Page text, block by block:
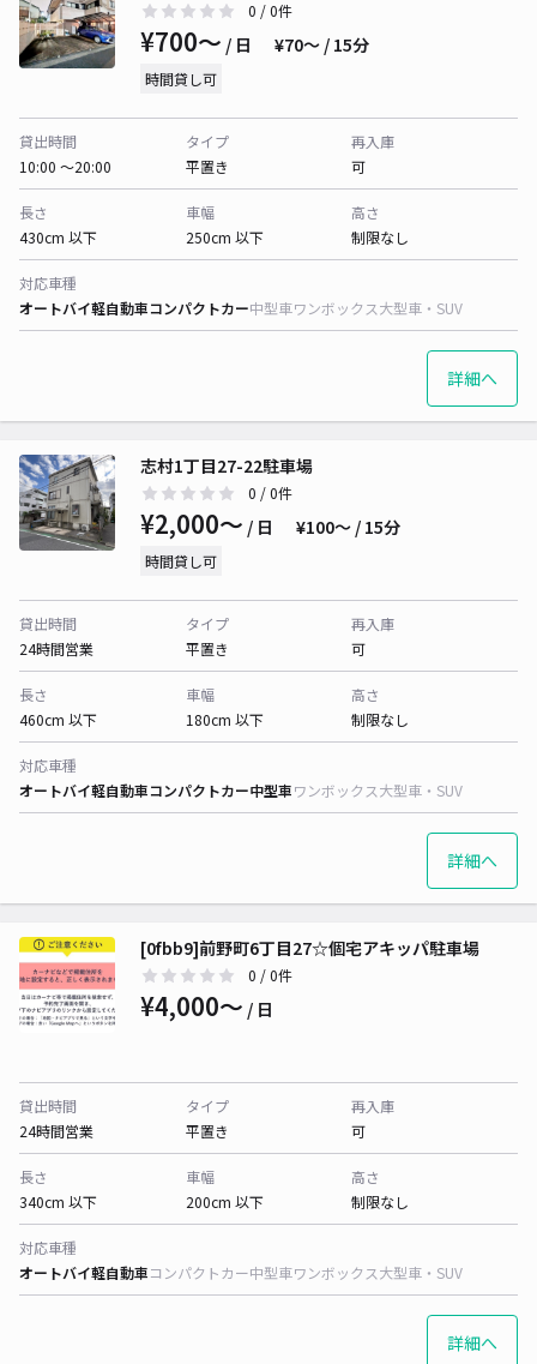
0 / 0件
¥700〜 / 日 ¥70〜 / 15分
時間貸し可
貸出時間
10:00 〜20:00
タイプ
平置き
再入庫
可
長さ
430cm 以下
車幅
250cm 以下
高さ
制限なし
対応車種
オートバイ軽自動車コンパクトカー中型車ワンボックス大型車・SUV
詳細へ
志村1丁目27-22駐車場
0 / 0件
¥2,000〜 / 日 ¥100〜 / 15分
時間貸し可
貸出時間
24時間営業
タイプ
平置き
再入庫
可
長さ
460cm 以下
車幅
180cm 以下
高さ
制限なし
対応車種
オートバイ軽自動車コンパクトカー中型車ワンボックス大型車・SUV
詳細へ
[0fbb9]前野町6丁目27☆個宅アキッパ駐車場
0 / 0件
¥4,000〜 / 日
貸出時間
24時間営業
タイプ
平置き
再入庫
可
長さ
340cm 以下
車幅
200cm 以下
高さ
制限なし
対応車種
オートバイ軽自動車コンパクトカー中型車ワンボックス大型車・SUV
詳細へ